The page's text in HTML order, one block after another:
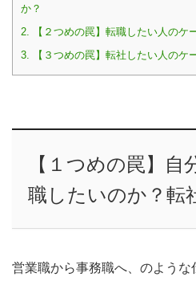
か？
2. 【２つめの罠】転職したい人のケ
3. 【３つめの罠】転社したい人のケ
【１つめの罠】
職したいのか？転
営業職から事務職へ、のよう